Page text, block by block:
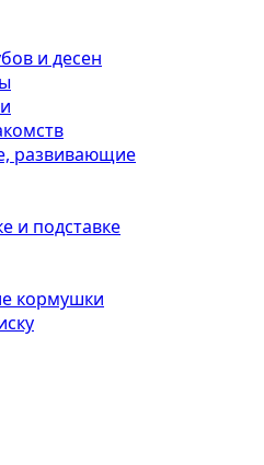
и десен
развивающие
и подставке
кормушки